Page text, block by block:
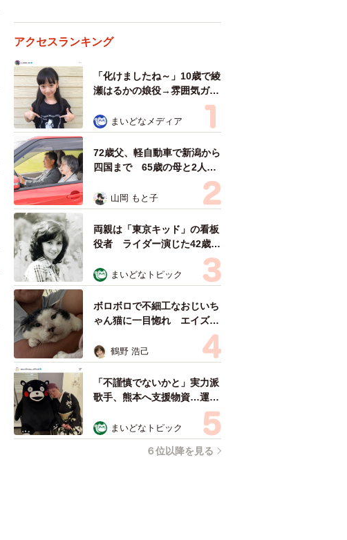
アクセスランキング
「化けましたね～」10歳で綾
瀬はるかの娘役→雰囲気ガラ
リの18歳に成長 「メイクで
雰囲気が」「宝塚に入れそ
う」
まいどなメディア
72歳父、軽自動車で新潟から
四国まで 65歳の母と2人で
3泊4日の旅 パーキングの休
憩まで分刻み… 「大学生で
も組まねえよ！」
山岡 もと子
両親は「東京キッド」の看板
役者 ライダー演じた42歳元
俳優が再婚妻との「ウエディ
ングフォト」計画を明言
「センスあるカメラマン求
む」
まいどなトピック
ボロボロで不細工なおじいち
ゃん猫に一目惚れ エイズだ
し手がかかるけど…おうちで
暮らすと「おじ猫」だって可
愛くなったよ！
鶴野 浩己
「不謹慎でないかと」実力派
歌手、熊本へ支援物資…運搬
トラックの車体デザインにた
めらい 「痛いほど伝わる」
「行動され立派」
まいどなトピック
６位以降を見る